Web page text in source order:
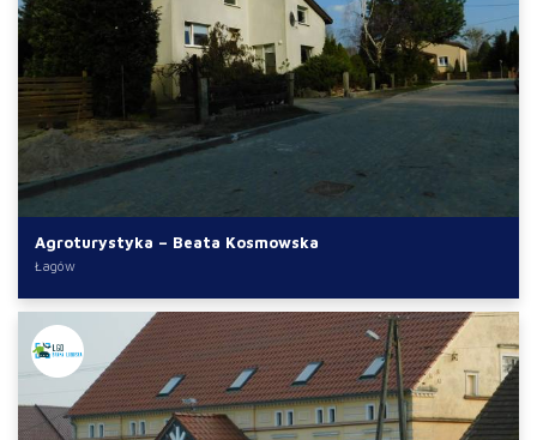
Agroturystyka – Beata Kosmowska
Łagów